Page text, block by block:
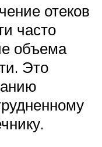
отеков
часто
объема
Это